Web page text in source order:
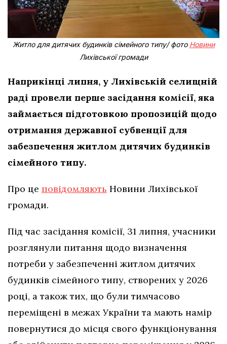
Житло для дитячих будинків сімейного типу/ фото Новини
Лихівської громади
Наприкінці липня, у Лихівській селищній
раді провели перше засідання комісії, яка
займається підготовкою пропозицій щодо
отримання державної субвенції для
забезпечення житлом дитячих будинків
сімейного типу.
Про це повідомляють Новини Лихівської
громади.
Під час засідання комісії, 31 липня, учасники
розглянули питання щодо визначення
потреби у забезпеченні житлом дитячих
будинків сімейного типу, створених у 2026
році, а також тих, що були тимчасово
переміщені в межах України та мають намір
повернутися до місця свого функціонування